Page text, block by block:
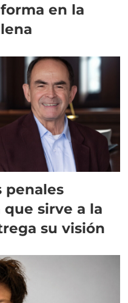
en la
penales
sirve a la
su visión